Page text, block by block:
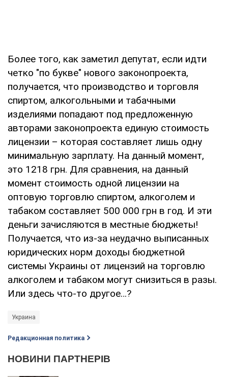
Более того, как заметил депутат, если идти
четко "по букве" нового законопроекта,
получается, что производство и торговля
спиртом, алкогольными и табачными
изделиями попадают под предложенную
авторами законопроекта единую стоимость
лицензии – которая составляет лишь одну
минимальную зарплату. На данный момент,
это 1218 грн. Для сравнения, на данный
момент стоимость одной лицензии на
оптовую торговлю спиртом, алкоголем и
табаком составляет 500 000 грн в год. И эти
деньги зачисляются в местные бюджеты!
Получается, что из-за неудачно выписанных
юридических норм доходы бюджетной
системы Украины от лицензий на торговлю
алкоголем и табаком могут снизиться в разы.
Или здесь что-то другое…?
Украина
Редакционная политика